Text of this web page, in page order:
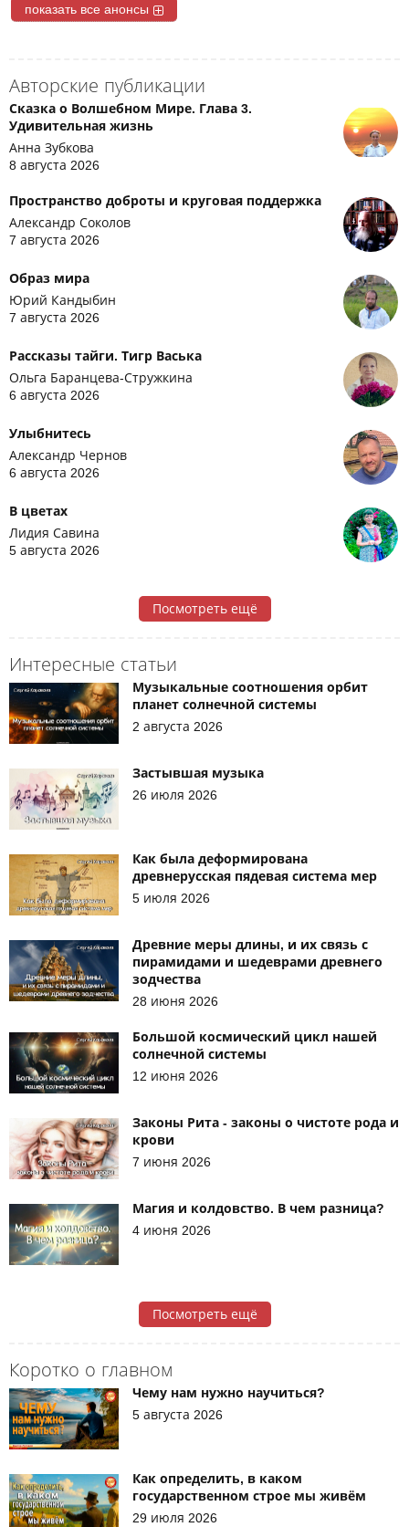
показать все анонсы
Авторские публикации
Сказка о Волшебном Мире. Глава 3.
Удивительная жизнь
Анна Зубкова
8 августа 2026
Пространство доброты и круговая поддержка
Александр Соколов
7 августа 2026
Образ мира
Юрий Кандыбин
7 августа 2026
Рассказы тайги. Тигр Васька
Ольга Баранцева-Стружкина
6 августа 2026
Улыбнитесь
Александр Чернов
6 августа 2026
В цветах
Лидия Савина
5 августа 2026
Посмотреть ещё
Коротко о главном
Чему нам нужно научиться?
5 августа 2026
Как определить, в каком
государственном строе мы живём
29 июля 2026
Интересные статьи
Музыкальные соотношения орбит
планет солнечной системы
2 августа 2026
Застывшая музыка
26 июля 2026
Как была деформирована
древнерусская пядевая система мер
5 июля 2026
Древние меры длины, и их связь с
пирамидами и шедеврами древнего
зодчества
28 июня 2026
Большой космический цикл нашей
солнечной системы
12 июня 2026
Законы Рита - законы о чистоте рода и
крови
7 июня 2026
Магия и колдовство. В чем разница?
4 июня 2026
Посмотреть ещё